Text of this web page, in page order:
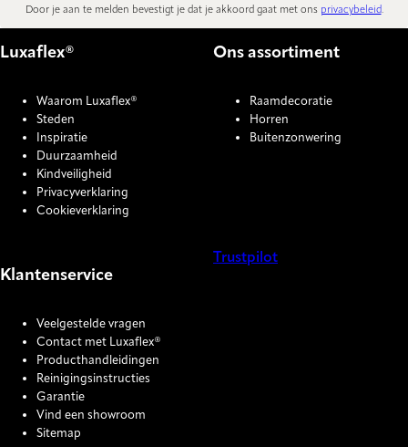
Door je aan te melden bevestigt je dat je akkoord gaat met ons privacybeleid.
Luxaflex®
Waarom Luxaflex®
Steden
Inspiratie
Duurzaamheid
Kindveiligheid
Privacyverklaring
Cookieverklaring
Ons assortiment
Raamdecoratie
Horren
Buitenzonwering
Klantenservice
Veelgestelde vragen
Contact met Luxaflex®
Producthandleidingen
Reinigingsinstructies
Garantie
Vind een showroom
Sitemap
Trustpilot